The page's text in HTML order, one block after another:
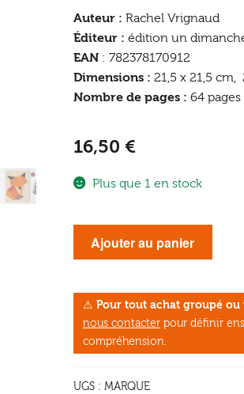
Auteur : Rachel Vrignaud
Éditeur : édition un
EAN: 782378170912
Dimensions : 21,5 x 21,5 cm,
Nombre de pages : 64 pages
16,50 €
Plus que 1 en stock
de
paille
Ajouter au panier
⚠ Pour tout achat groupé ou
nous contacterpour définir
compréhension.
UGS : MARQUE